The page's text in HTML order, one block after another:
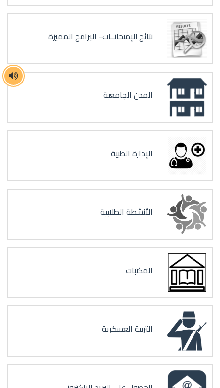
نتائج الإمتحانــات- البرامج المميزة
المدن الجامعية
الإدارة الطبية
الأنشطة الطلابية
المكتبات
التربية العسكرية